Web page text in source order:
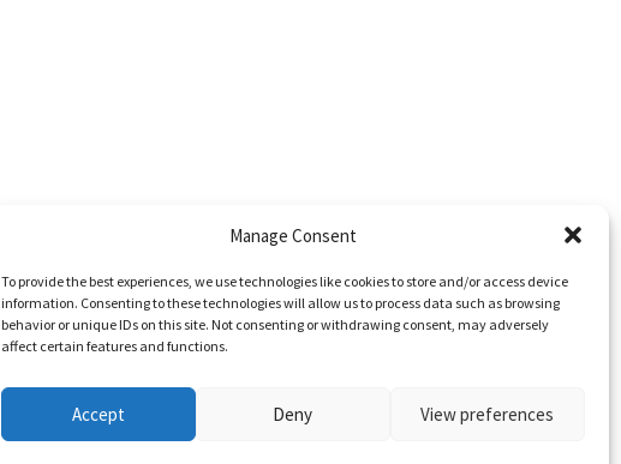
Manage Consent
To provide the best experiences, we use technologies like cookies to store and/or access device
information. Consenting to these technologies will allow us to process data such as browsing
behavior or unique IDs on this site. Not consenting or withdrawing consent, may adversely
affect certain features and functions.
Accept Deny View preferences